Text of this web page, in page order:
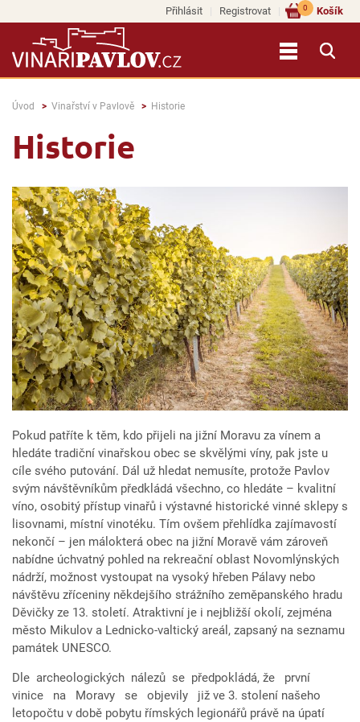
Přihlásit Registrovat Košík
0
Úvod Vinařství v Pavlově Historie
Historie
Pokud patříte k těm, kdo přijeli na jižní Moravu za vínem a
hledáte tradiční vinařskou obec se skvělými víny, pak jste u
cíle svého putování. Dál už hledat nemusíte, protože Pavlov
svým návštěvníkům předkládá všechno, co hledáte – kvalitní
víno, osobitý přístup vinařů i výstavné historické vinné sklepy s
lisovnami, místní vinotéku. Tím ovšem přehlídka zajímavostí
nekončí – jen málokterá obec na jižní Moravě vám zároveň
nabídne úchvatný pohled na rekreační oblast Novomlýnských
nádrží, možnost vystoupat na vysoký hřeben Pálavy nebo
návštěvu zříceniny někdejšího strážního zeměpanského hradu
Děvičky ze 13. století. Atraktivní je i nejbližší okolí, zejména
město Mikulov a Lednicko-valtický areál, zapsaný na seznamu
památek UNESCO.
Dle archeologických nálezů se předpokládá, že první
vinice na Moravy se objevily již ve 3. stolení našeho
letopočtu v době pobytu římských legionářů právě na úpatí